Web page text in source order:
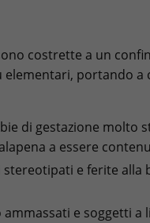
costrette a un
elementari, portando
di gestazione molto
a essere
e ferite alla
e soggetti a